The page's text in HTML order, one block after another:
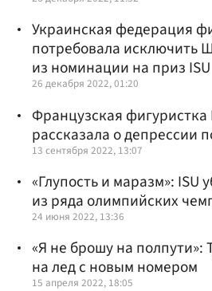
Украинская федерация
потребовала исключить
из номинации на приз ISU
26 декабря 2022, 01:20
Французская
рассказала о депрессии
13 сентября 2022, 13:07
«Глупость и маразм»: ISU
из ряда олимпийских
24 июня 2022, 13:36
«Я не брошу на полпути»:
на лед с новым номером
15 апреля 2022, 18:05